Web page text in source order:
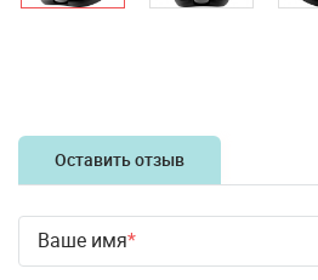
Оставить отзыв
Ваше имя